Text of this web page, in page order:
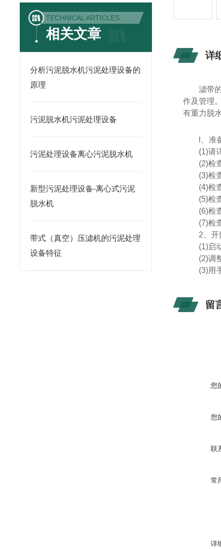
TECHNICAL ARTICLES
相关文章
分析污泥脱水机污泥处理设备的
原理
污泥脱水机污泥处理设备
污泥处理设备离心污泥脱水机
新型污泥处理设备-离心式污泥
脱水机
带式（真空）压滤机的污泥处理
设备特征
详
滤带
作及管理
有重力脱
、准
(1)请
(2)检
(3)检
(4)检
(5)检
(6)检
(7)检
2 、
(1)启
(2)调
(3)用
留
您
您
联
常
详